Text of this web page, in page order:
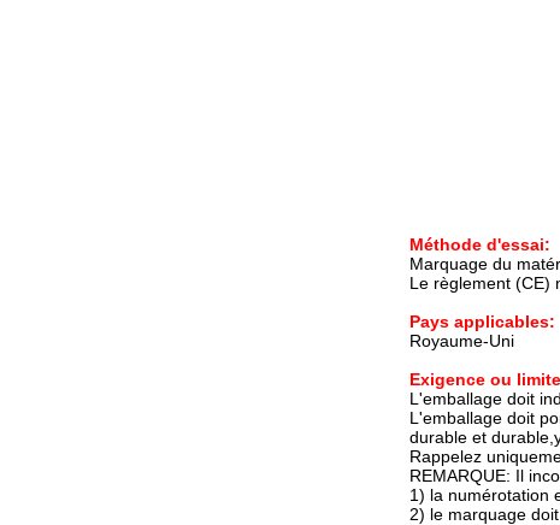
Méthode d'essai:
Marquage du
Le règlement (CE)
Pays applicables:
Royaume-Uni
Exigence ou
L'emballage doit
L'emballage doit
durable et
Rappelez
REMARQUE: Il
1) la numérotation
2) le marquage